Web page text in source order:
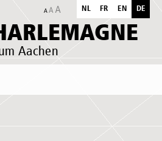
Aachen
NL FR EN DE